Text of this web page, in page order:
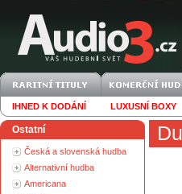
IHNED K DODÁNÍ LUXUSNÍ BOXY
Ostatní
Česká a slovenská hudba
Alternativní hudba
Americana